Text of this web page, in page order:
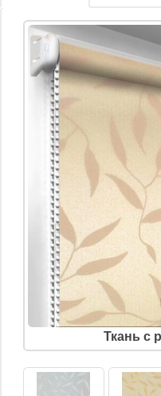
Ткань с